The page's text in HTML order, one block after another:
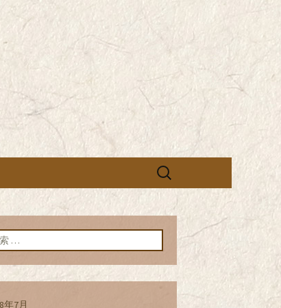
のお店「真
式会社シ
グ
式会社シン・コーポレーシ
おります。季節のメニュー
検
:
年7月